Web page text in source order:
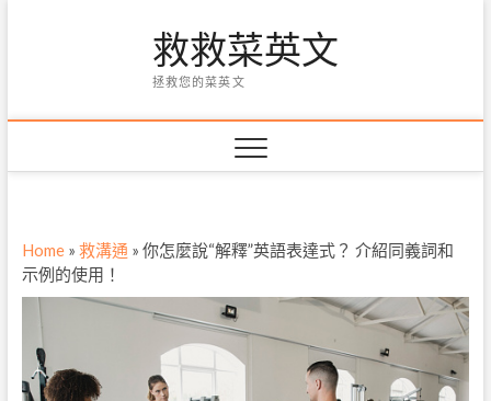
救救菜英文
拯救您的菜英文
Home» 救溝通 » 你怎麼說“解釋”英語表達式？ 介紹同義詞和
示例的使用！